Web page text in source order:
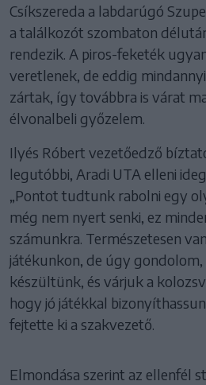
Csíkszereda a labdarúgó
a találkozót szombaton
rendezik. A piros-feketék
veretlenek, de eddig
zártak, így továbbra is várat
élvonalbeli győzelem.
Ilyés Róbert vezetőedző
legutóbbi, Aradi UTA elleni
„Pontot tudtunk rabolni egy
még nem nyert senki, ez
számunkra. Természetesen
játékunkon, de úgy gondolom,
készültünk, és várjuk a
hogy jó játékkal
fejtette ki a szakvezető.
Elmondása szerint az ellenfél